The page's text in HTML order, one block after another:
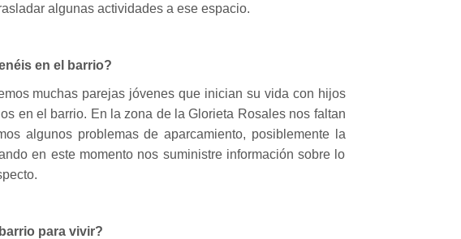
algunas actividades a ese espacio.
en el barrio?
muchas parejas jóvenes que inician su vida con hijos
en el barrio. En la zona de la Glorieta Rosales nos faltan
algunos problemas de aparcamiento, posiblemente la
en este momento nos suministre información sobre lo
para vivir?